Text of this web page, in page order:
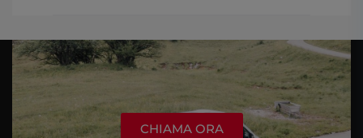
CHIAMA ORA